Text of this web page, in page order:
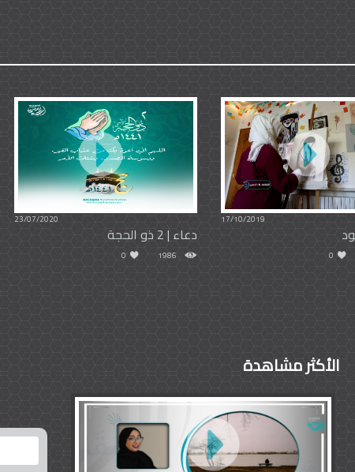
17/10/2019
0
23/07/2020
دعاء | 2 ذو الحجة
1986
0
الأكثر مشاهدة